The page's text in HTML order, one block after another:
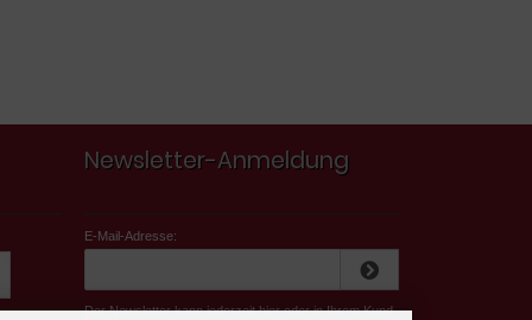
Newsletter-Anmeldung
E-Mail-Adresse:
Der Newsletter kann jederzeit hier oder in Ihrem Kund